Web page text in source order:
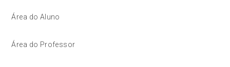
Área do Aluno
Área do Professor